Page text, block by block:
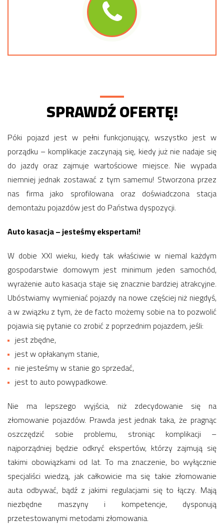
SPRAWDŹ OFERTĘ!
Póki pojazd jest w pełni funkcjonujący, wszystko jest w
porządku – komplikacje zaczynają się, kiedy już nie nadaje się
do jazdy oraz zajmuje wartościowe miejsce. Nie wypada
niemniej jednak zostawać z tym samemu! Stworzona przez
nas firma jako sprofilowana oraz doświadczona stacja
demontażu pojazdów jest do Państwa dyspozycji.
Auto kasacja – jesteśmy ekspertami!
W dobie XXI wieku, kiedy tak właściwie w niemal każdym
gospodarstwie domowym jest minimum jeden samochód,
wyrażenie auto kasacja staje się znacznie bardziej atrakcyjne.
Ubóstwiamy wymieniać pojazdy na nowe częściej niż niegdyś,
a w związku z tym, że de facto możemy sobie na to pozwolić
pojawia się pytanie co zrobić z poprzednim pojazdem, jeśli:
jest zbędne,
jest w opłakanym stanie,
nie jesteśmy w stanie go sprzedać,
jest to auto powypadkowe.
Nie ma lepszego wyjścia, niż zdecydowanie się na
złomowanie pojazdów. Prawda jest jednak taka, że pragnąc
oszczędzić sobie problemu, stroniąc komplikacji –
najporządniej będzie odkryć ekspertów, którzy zajmują się
takimi obowiązkami od lat. To ma znaczenie, bo wyłącznie
specjaliści wiedzą, jak całkowicie ma się takie złomowanie
auta odbywać, bądź z jakimi regulacjami się to łączy. Mają
niezbędne maszyny i kompetencje, dysponują
przetestowanymi metodami złomowania.